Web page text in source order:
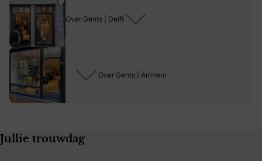
Over Gents | Arnhem
Over Gents | Delft
Jullie trouwdag